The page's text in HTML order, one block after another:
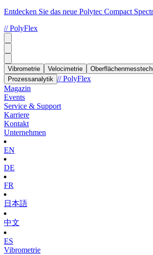
Entdecken Sie das neue Polytec Compact
// PolyFlex
Vibrometrie Velocimetrie
Prozessanalytik // PolyFlex
Magazin
Events
Service & Support
Karriere
Kontakt
Unternehmen
EN
DE
FR
日本語
中文
ES
Vibrometrie